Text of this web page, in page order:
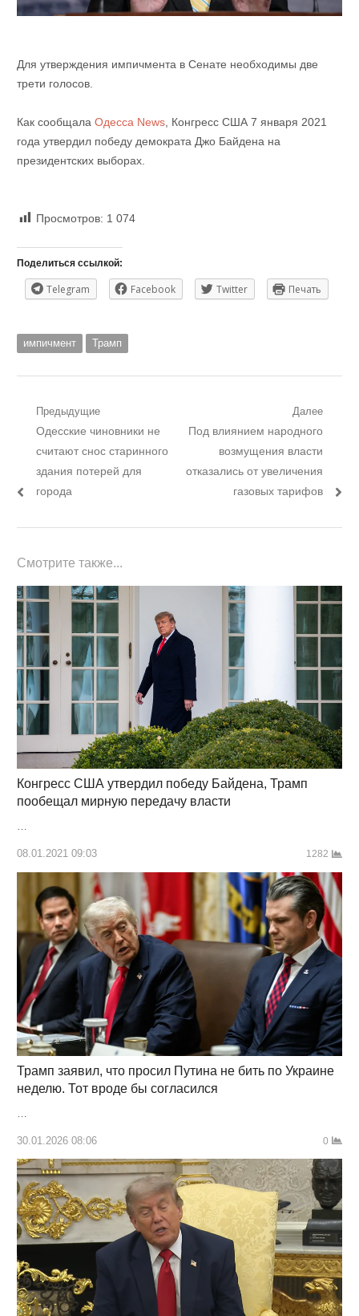
Для утверждения импичмента в Сенате необходимы две
трети голосов.
Как сообщала Одесса News, Конгресс США 7 января 2021
года утвердил победу демократа Джо Байдена на
президентских выборах.
Просмотров: 1 074
Поделиться ссылкой:
Telegram Facebook Twitter Печать
импичмент Трамп
Навигация
записям
Предыдущие
Предыдущий
пост:
Одесские чиновники не
считают снос старинного
здания потерей для
города
Далее
Следующий
Под влиянием народного
возмущения власти
отказались от увеличения
газовых тарифов
Смотрите также...
Конгресс США утвердил победу Байдена, Трамп
пообещал мирную передачу власти
…
08.01.2021 09:03 1282
Трамп заявил, что просил Путина не бить по Украине
неделю. Тот вроде бы согласился
30.01.2026 08:06 0